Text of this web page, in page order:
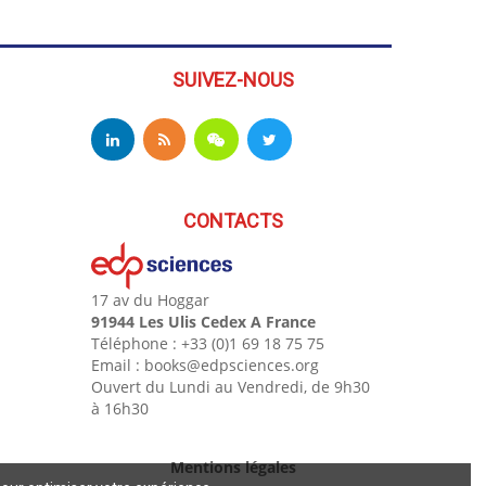
SUIVEZ-NOUS
CONTACTS
17 av du Hoggar
91944 Les Ulis Cedex A France
Téléphone : +33 (0)1 69 18 75 75
Email : books@edpsciences.org
Ouvert du Lundi au Vendredi, de 9h30
à 16h30
Mentions légales